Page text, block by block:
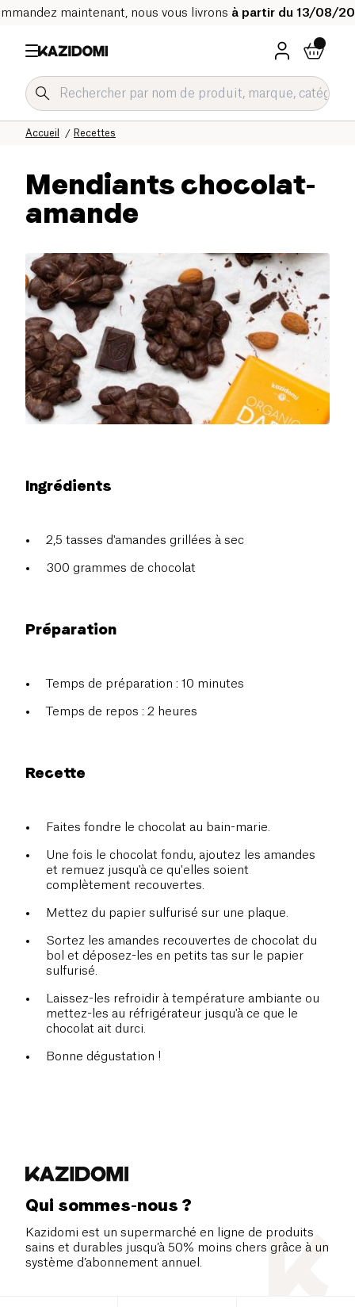
maintenant, nous vous livrons à partir du 13/08/
Recettes
Accueil
Mendiants chocolat-
amande
Ingrédients
2,5 tasses d'amandes grillées à sec
300 grammes de chocolat
Préparation
Temps de préparation : 10 minutes
Temps de repos : 2 heures
Recette
Faites fondre le chocolat au bain-marie.
Une fois le chocolat fondu, ajoutez les amandes
et remuez jusqu'à ce qu'elles soient
complètement recouvertes.
Mettez du papier sulfurisé sur une plaque.
Sortez les amandes recouvertes de chocolat du
bol et déposez-les en petits tas sur le papier
sulfurisé.
Laissez-les refroidir à température ambiante ou
mettez-les au réfrigérateur jusqu'à ce que le
chocolat ait durci.
Bonne dégustation !
Qui sommes-nous ?
Kazidomi est un supermarché en ligne de produits
sains et durables jusqu’à 50% moins chers grâce à un
système d’abonnement annuel.